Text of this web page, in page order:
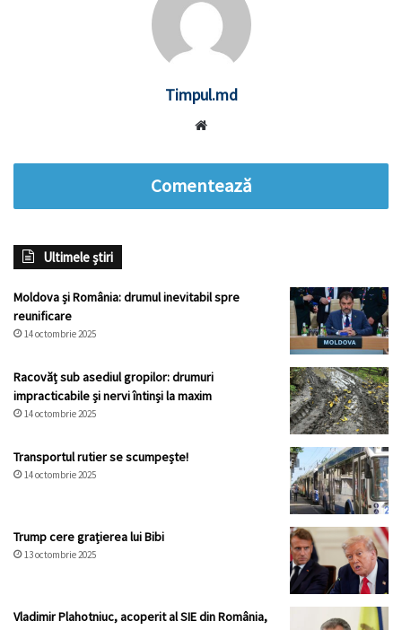
Timpul.md
Comentează
Ultimele știri
Moldova și România: drumul inevitabil spre
reunificare
14 octombrie 2025
Racovăț sub asediul gropilor: drumuri
impracticabile și nervi întinși la maxim
14 octombrie 2025
Transportul rutier se scumpește!
14 octombrie 2025
Trump cere grațierea lui Bibi
13 octombrie 2025
Vladimir Plahotniuc, acoperit al SIE din România,